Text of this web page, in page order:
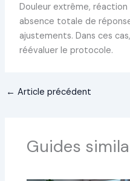
Douleur extrême,
absence totale de
ajustements. Dans ces
réévaluer le protocole.
← Article précédent
Guides